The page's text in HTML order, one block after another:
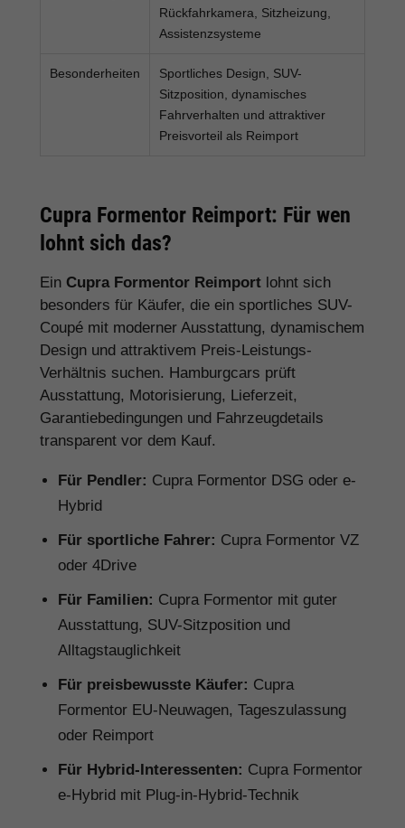
Rückfahrkamera, Sitzheizung,
Assistenzsysteme
Besonderheiten
Sportliches Design, SUV-
Sitzposition, dynamisches
Fahrverhalten und attraktiver
Preisvorteil als Reimport
Cupra Formentor Reimport: Für wen
lohnt sich das?
Ein Cupra Formentor Reimport lohnt sich
besonders für Käufer, die ein sportliches SUV-
Coupé mit moderner Ausstattung, dynamischem
Design und attraktivem Preis-Leistungs-
Verhältnis suchen. Hamburgcars prüft
Ausstattung, Motorisierung, Lieferzeit,
Garantiebedingungen und Fahrzeugdetails
transparent vor dem Kauf.
Für Pendler: Cupra Formentor DSG oder e-
Hybrid
Für sportliche Fahrer: Cupra Formentor VZ
oder 4Drive
Für Familien: Cupra Formentor mit guter
Ausstattung, SUV-Sitzposition und
Alltagstauglichkeit
Für preisbewusste Käufer: Cupra
Formentor EU-Neuwagen, Tageszulassung
oder Reimport
Für Hybrid-Interessenten: Cupra Formentor
e-Hybrid mit Plug-in-Hybrid-Technik